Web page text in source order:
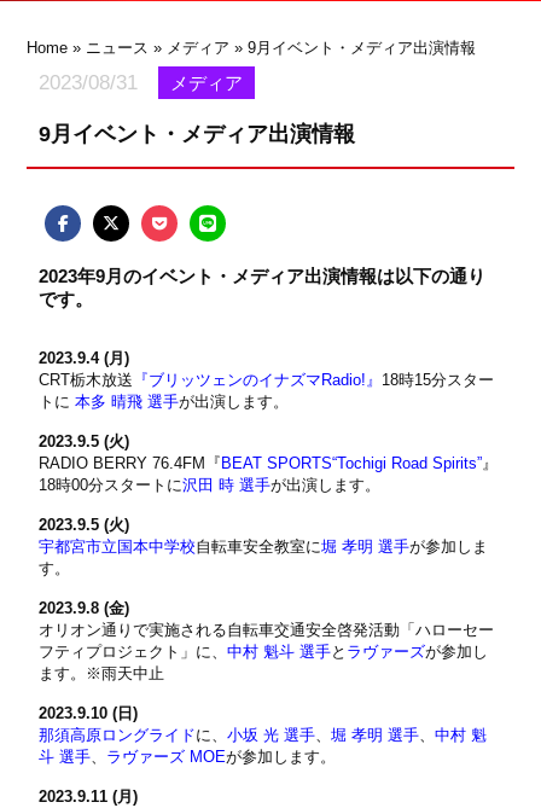
Home » ニュース » メディア » 9月イベント・メディア出演情報
2023/08/31 メディア
9月イベント・メディア出演情報
2023年9月のイベント・メディア出演情報は以下の通り
です。
2023.9.4 (月)
CRT栃木放送 『ブリッツェンのイナズマRadio!』 18時15分スター
トに本多 晴飛 選手が出演します。
2023.9.5 (火)
RADIO BERRY 76.4FM『 BEAT SPORTS“Tochigi Road Spirits”』
18時00分スタートに沢田 時 選手が出演します。
2023.9.5 (火)
宇都宮市立国本中学校自転車安全教室に堀 孝明 選手が参加しま
す。
2023.9.8 (金)
オリオン通りで実施される自転車交通安全啓発活動「ハローセー
フティプロジェクト」に、中村 魁斗 選手と ラヴァーズが参加し
ます。※雨天中止
2023.9.10 (日)
那須高原ロングライドに、小坂 光 選手、堀 孝明 選手、中村 魁
斗 選手、 ラヴァーズ MOEが参加します。
2023.9.11 (月)